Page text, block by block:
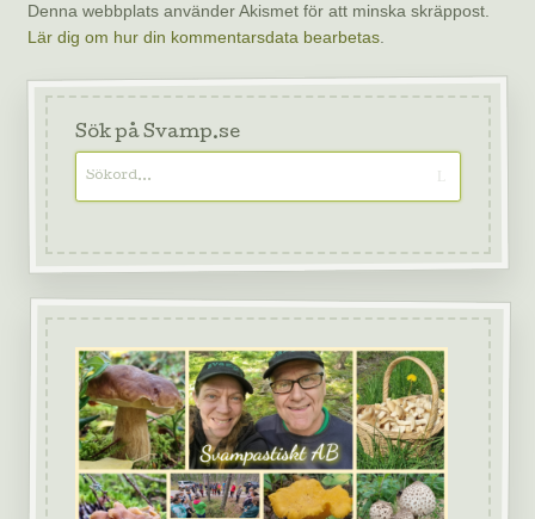
Denna webbplats använder Akismet för att minska skräppost.
Lär dig om hur din kommentarsdata bearbetas.
Sök på Svamp.se